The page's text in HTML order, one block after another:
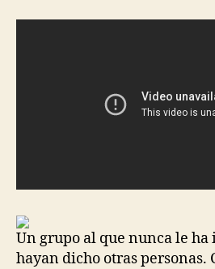
Un grupo al que nunca le
hayan dicho otras personas.